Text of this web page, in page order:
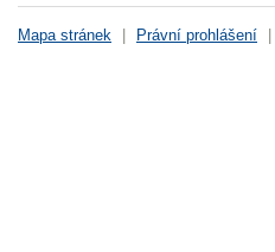
Mapa stránek Právní prohlášení